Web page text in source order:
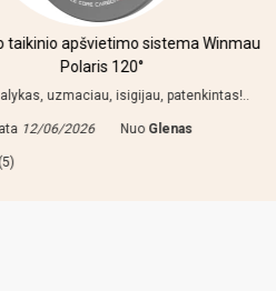
sistema Winmau
isigijau, patenkintas!..
NuoGlenas
Pirkiniu